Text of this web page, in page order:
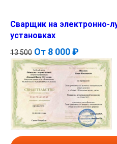
Сварщик на электронно-
установках
13 500 От 8 000 ₽